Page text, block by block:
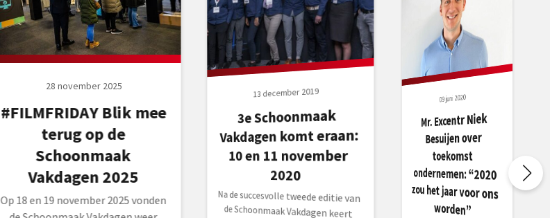
28 november 2025
#FILMFRIDAY Blik mee
terug op de
Schoonmaak
Vakdagen 2025
Op 18 en 19 november 2025 vonden
13 december 2019
3e Schoonmaak
Vakdagen komt eraan:
10 en 11 november
2020
Na de succesvolle tweede editie van
de Schoonmaak Vakdagen keert
hét schoonmaakevenement voor
Nederland en Vlaanderen terug: de
Schoonmaak Vakdagen 2020 vinden
plaats op dinsdag 10 en woensdag
09 juni 2020
Mr. Excentr Niek
Besuijen over
toekomst
ondernemen: “2020
zou het jaar voor ons
worden”